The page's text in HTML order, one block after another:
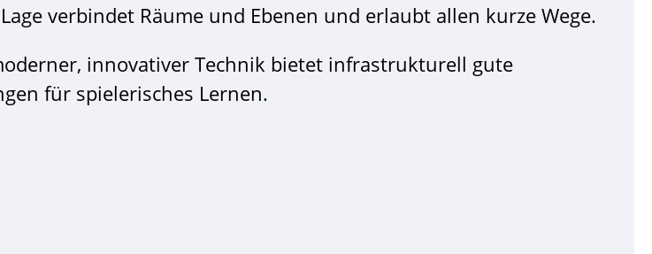
verbindet Räume und Ebenen und erlaubt allen kurze Wege.
innovativer Technik bietet infrastrukturell gute
für spielerisches Lernen.